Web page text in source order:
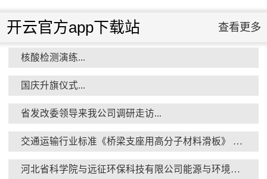
开云官方app下载站 查看更多
核酸检测演练...
国庆升旗仪式...
省发改委领导来我公司调研走访...
交通运输行业标准《桥梁支座用高分子材料滑板》 送审稿审查会在京召开...
河北省科学院与远征环保科技有限公司能源与环境新材料成果转化基地签约暨揭牌仪式...